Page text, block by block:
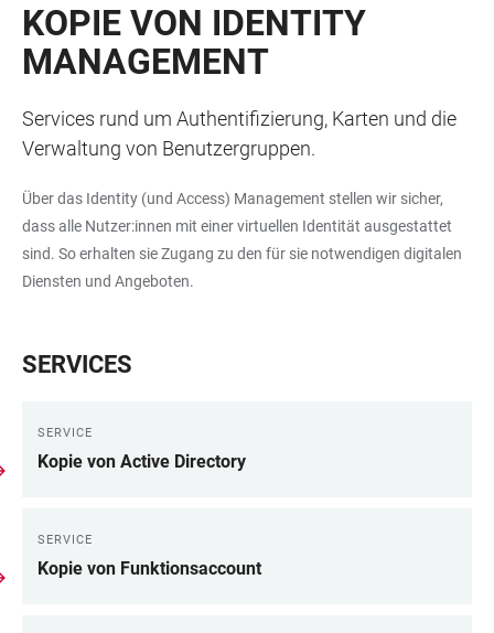
KOPIE VON IDENTITY
MANAGEMENT
Services rund um Authentifizierung, Karten und die
Verwaltung von Benutzergruppen.
Über das Identity (und Access) Management stellen wir sicher,
dass alle Nutzer:innen mit einer virtuellen Identität ausgestattet
sind. So erhalten sie Zugang zu den für sie notwendigen digitalen
Diensten und Angeboten.
SERVICES
SERVICE
Kopie von Active Directory
SERVICE
Kopie von Funktionsaccount